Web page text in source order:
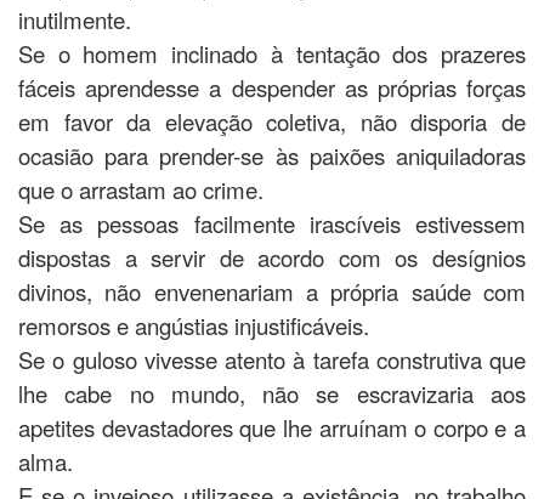
inutilmente.
Se o homem inclinado à tentação dos prazeres
fáceis aprendesse a despender as próprias forças
em favor da elevação coletiva, não disporia de
ocasião para prender-se às paixões aniquiladoras
que o arrastam ao crime.
Se as pessoas facilmente irascíveis estivessem
dispostas a servir de acordo com os desígnios
divinos, não envenenariam a própria saúde com
remorsos e angústias injustificáveis.
Se o guloso vivesse atento à tarefa construtiva que
lhe cabe no mundo, não se escravizaria aos
apetites devastadores que lhe arruínam o corpo e a
alma.